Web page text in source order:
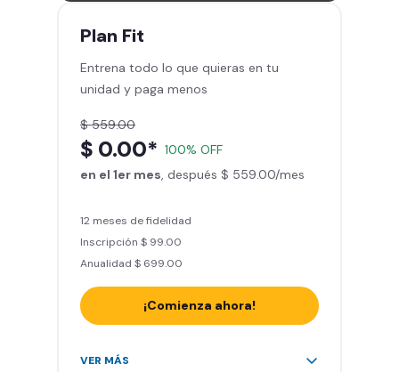
Sillones de masaje
Smart Fit App - Tu plan de
entrenamiento personalizado
Smart Fit GO (entrenamientos en
línea) en la app
Acceso a todas las áreas de peso
Plan Fit
Entrena todo lo que quieras en tu
unidad y paga menos
$ 559.00
$ 0.00* 100% OFF
en el 1er mes , después $ 559.00/mes
12 meses de fidelidad
Inscripción $ 99.00
Anualidad $ 699.00
¡Comienza ahora!
Acceso ilimitado a + 2.000
VER MÁS